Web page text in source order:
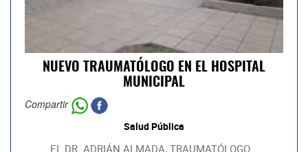
NUEVO TRAUMATÓLOGO EN EL HOSPITAL
MUNICIPAL
Compartir
Salud Pública
EL DR. ADRIÁN ALMADA, TRAUMATÓLOGO...